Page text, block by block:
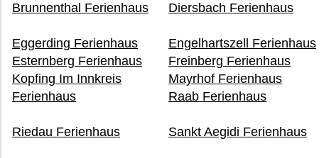
Brunnenthal Ferienhaus
Diersbach Ferienhaus
Eggerding Ferienhaus
Engelhartszell Ferienhaus
Esternberg Ferienhaus
Freinberg Ferienhaus
Kopfing Im Innkreis
Ferienhaus
Mayrhof Ferienhaus
Raab Ferienhaus
Riedau Ferienhaus
Sankt Aegidi Ferienhaus